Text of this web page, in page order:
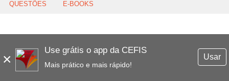
×
Use grátis o app da CEFIS
Mais prático e mais rápido!
Usar
QUESTÕES E-BOOKS